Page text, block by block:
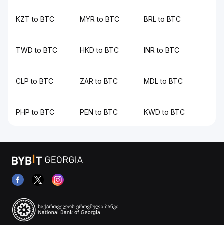
KZT to BTC MYR to BTC BRL to BTC
TWD to BTC HKD to BTC INR to BTC
CLP to BTC ZAR to BTC MDL to BTC
PHP to BTC PEN to BTC KWD to BTC